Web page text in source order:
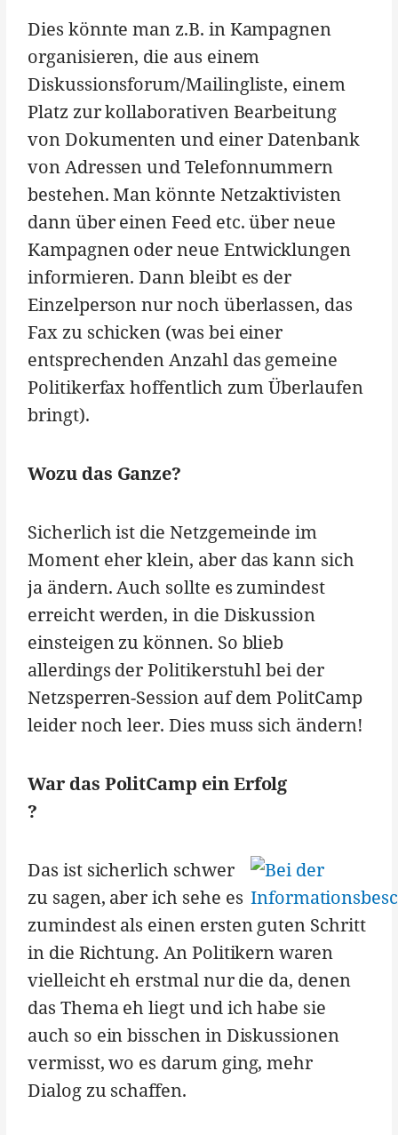
Dies könnte man z.B. in Kampagnen
organisieren, die aus einem
Diskussionsforum/Mailingliste, einem
Platz zur kollaborativen Bearbeitung
von Dokumenten und einer Datenbank
von Adressen und Telefonnummern
bestehen. Man könnte Netzaktivisten
dann über einen Feed etc. über neue
Kampagnen oder neue Entwicklungen
informieren. Dann bleibt es der
Einzelperson nur noch überlassen, das
Fax zu schicken (was bei einer
entsprechenden Anzahl das gemeine
Politikerfax hoffentlich zum Überlaufen
bringt).
Wozu das Ganze?
Sicherlich ist die Netzgemeinde im
Moment eher klein, aber das kann sich
ja ändern. Auch sollte es zumindest
erreicht werden, in die Diskussion
einsteigen zu können. So blieb
allerdings der Politikerstuhl bei der
Netzsperren-Session auf dem PolitCamp
leider noch leer. Dies muss sich ändern!
War das PolitCamp ein Erfolg
?
Das ist sicherlich schwer
zu sagen, aber ich sehe es
zumindest als einen ersten guten Schritt
in die Richtung. An Politikern waren
vielleicht eh erstmal nur die da, denen
das Thema eh liegt und ich habe sie
auch so ein bisschen in Diskussionen
vermisst, wo es darum ging, mehr
Dialog zu schaffen.